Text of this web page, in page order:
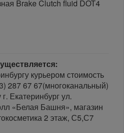
Brake Clutch fluid DOT4
курьером стоимость
287 67 67(многоканальный)
Екатеринбург ул.
«Белая Башня», магазин
2 этаж, С5,С7